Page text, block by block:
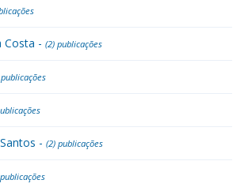
Costa - (2) publicações
- (2) publicações